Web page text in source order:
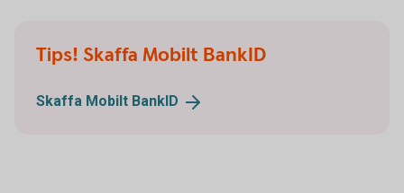
Tips! Skaffa Mobilt BankID
Skaffa Mobilt BankID